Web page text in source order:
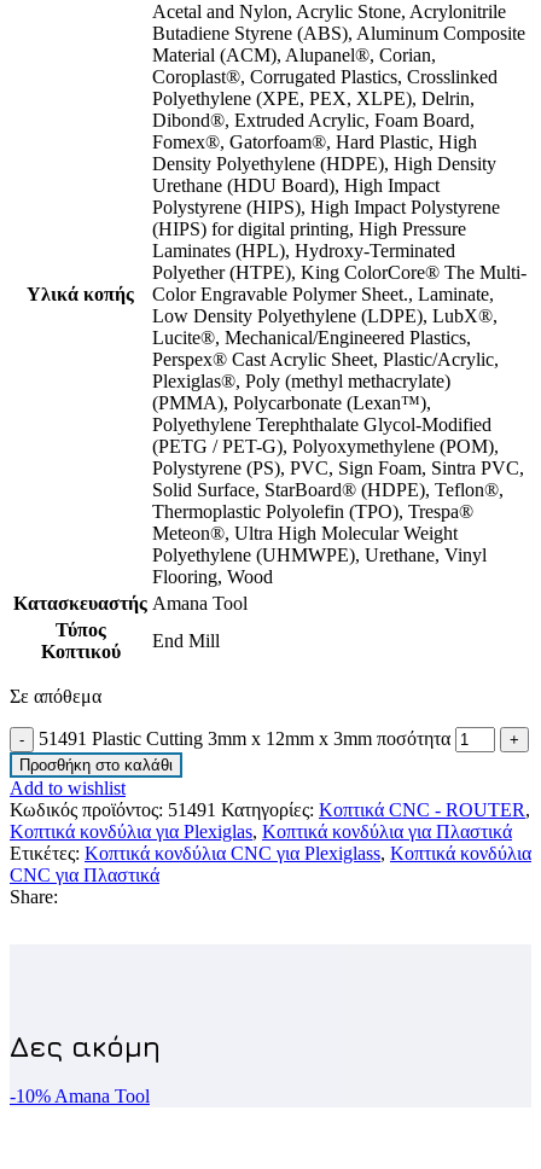
Υλικά κοπής
Acetal and Nylon, Acrylic Stone, Acrylonitrile
Butadiene Styrene (ABS), Aluminum Composite
Material (ACM), Alupanel®, Corian,
Coroplast®, Corrugated Plastics, Crosslinked
Polyethylene (XPE, PEX, XLPE), Delrin,
Dibond®, Extruded Acrylic, Foam Board,
Fomex®, Gatorfoam®, Hard Plastic, High
Density Polyethylene (HDPE), High Density
Urethane (HDU Board), High Impact
Polystyrene (HIPS), High Impact Polystyrene
(HIPS) for digital printing, High Pressure
Laminates (HPL), Hydroxy-Terminated
Polyether (HTPE), King ColorCore® The Multi-
Color Engravable Polymer Sheet., Laminate,
Low Density Polyethylene (LDPE), LubX®,
Lucite®, Mechanical/Engineered Plastics,
Perspex® Cast Acrylic Sheet, Plastic/Acrylic,
Plexiglas®, Poly (methyl methacrylate)
(PMMA), Polycarbonate (Lexan™),
Polyethylene Terephthalate Glycol-Modified
(PETG / PET-G), Polyoxymethylene (POM),
Polystyrene (PS), PVC, Sign Foam, Sintra PVC,
Solid Surface, StarBoard® (HDPE), Teflon®,
Thermoplastic Polyolefin (TPO), Trespa®
Meteon®, Ultra High Molecular Weight
Polyethylene (UHMWPE), Urethane, Vinyl
Flooring, Wood
Κατασκευαστής Amana Tool
Τύπος
Κοπτικού
End Mill
Σε απόθεμα
51491 Plastic Cutting 3mm x 12mm x 3mm ποσότητα
Προσθήκη στο καλάθι
Add to wishlist
Κωδικός προϊόντος: 51491 Κατηγορίες: Κοπτικά CNC - ROUTER,
Κοπτικά κονδύλια για Plexiglas, Κοπτικά κονδύλια για Πλαστικά
Ετικέτες: Κοπτικά κονδύλια CNC για Plexiglass, Κοπτικά κονδύλια
CNC για Πλαστικά
Share:
-10% Amana Tool